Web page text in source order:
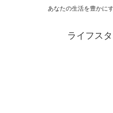
あなたの生活を豊かにす
ライフス